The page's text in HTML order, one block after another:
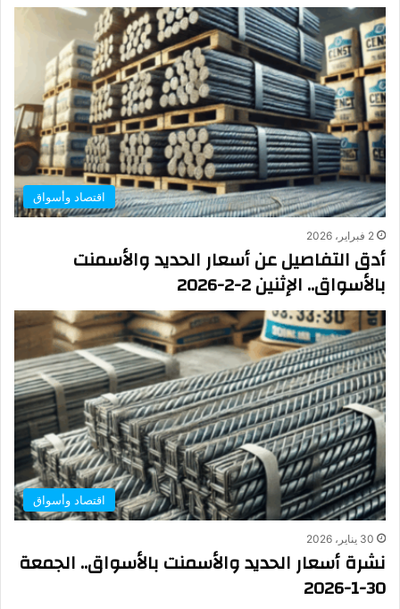
اقتصاد وأسواق
2 فبراير، 2026
أدق التفاصيل عن أسعار الحديد والأسمنت
بالأسواق.. الإثنين 2-2-2026
اقتصاد وأسواق
30 يناير، 2026
نشرة أسعار الحديد والأسمنت بالأسواق.. الجمعة
30-1-2026